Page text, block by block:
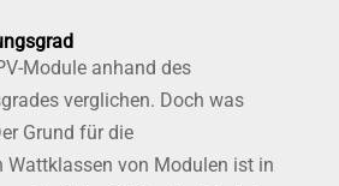
Module anhand des
verglichen. Doch was
Grund für die
Wattklassen von Modulen ist in